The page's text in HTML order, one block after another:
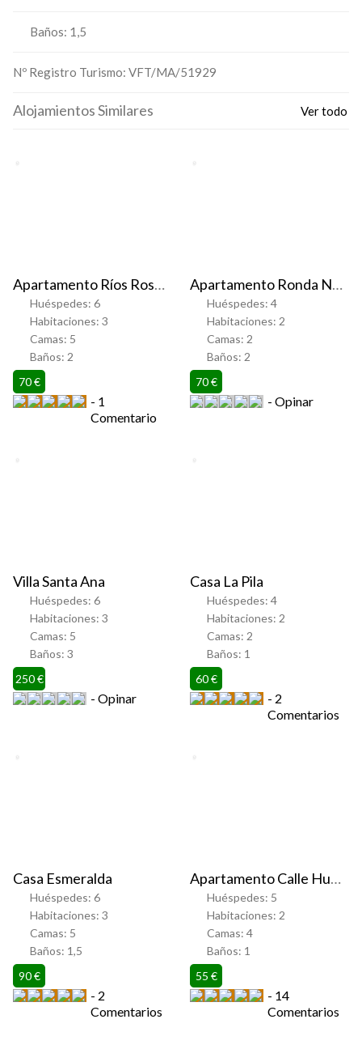
Baños: 1,5
Nº Registro Turismo: VFT/MA/51929
Alojamientos Similares Ver todo
Apartamento Ríos Rosas Center
Huéspedes: 6
Habitaciones: 3
Camas: 5
Baños: 2
70 €
1
Comentario
Apartamento Ronda Naranja
Huéspedes: 4
Habitaciones: 2
Camas: 2
Baños: 2
70 €
Opinar
Villa Santa Ana
Huéspedes: 6
Habitaciones: 3
Camas: 5
Baños: 3
250 €
Opinar
Casa La Pila
Huéspedes: 4
Habitaciones: 2
Camas: 2
Baños: 1
60 €
2
Comentarios
Casa Esmeralda
Huéspedes: 6
Habitaciones: 3
Camas: 5
Baños: 1,5
90 €
2
Comentarios
Apartamento Calle Huelva
Huéspedes: 5
Habitaciones: 2
Camas: 4
Baños: 1
55 €
14
Comentarios